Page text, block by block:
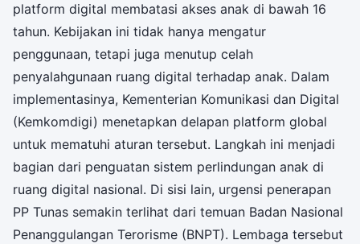
platform digital membatasi akses anak di bawah 16
tahun. Kebijakan ini tidak hanya mengatur
penggunaan, tetapi juga menutup celah
penyalahgunaan ruang digital terhadap anak. Dalam
implementasinya, Kementerian Komunikasi dan Digital
(Kemkomdigi) menetapkan delapan platform global
untuk mematuhi aturan tersebut. Langkah ini menjadi
bagian dari penguatan sistem perlindungan anak di
ruang digital nasional. Di sisi lain, urgensi penerapan
PP Tunas semakin terlihat dari temuan Badan Nasional
Penanggulangan Terorisme (BNPT). Lembaga tersebut